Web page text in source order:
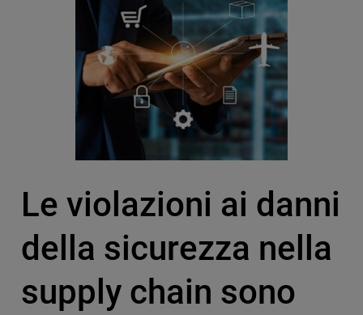
Le violazioni ai danni
della sicurezza nella
supply chain sono